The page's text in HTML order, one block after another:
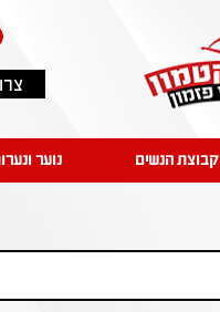
קבוצת הנשים נוער